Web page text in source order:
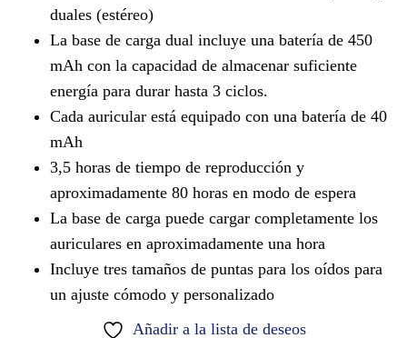
duales (estéreo)
La base de carga dual incluye una batería de 450
mAh con la capacidad de almacenar suficiente
energía para durar hasta 3 ciclos.
Cada auricular está equipado con una batería de 40
mAh
3,5 horas de tiempo de reproducción y
aproximadamente 80 horas en modo de espera
La base de carga puede cargar completamente los
auriculares en aproximadamente una hora
Incluye tres tamaños de puntas para los oídos para
un ajuste cómodo y personalizado
Añadir a la lista de deseos